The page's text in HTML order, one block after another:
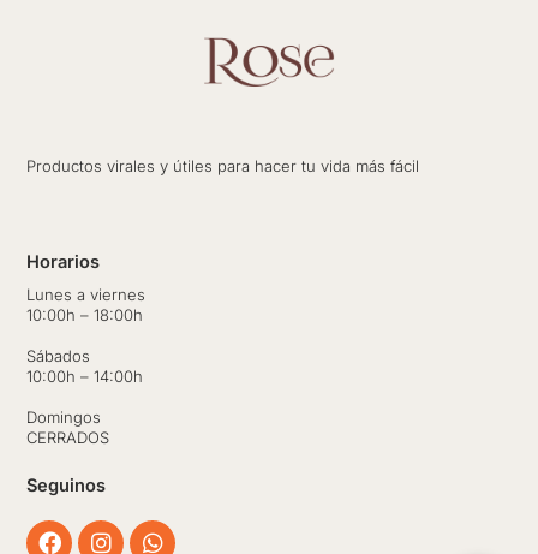
Productos virales y útiles para hacer tu vida más fácil
Horarios
Lunes a viernes
10:00h – 18:00h
Sábados
10:00h – 14:00h
Domingos
CERRADOS
Seguinos
Facebook
InstagramWhatsapp